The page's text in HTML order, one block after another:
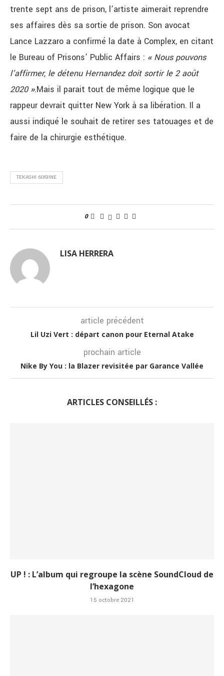
trente sept ans de prison, l’artiste aimerait reprendre
ses affaires dès sa sortie de prison. Son avocat
Lance Lazzaro a confirmé la date à Complex, en citant
le Bureau of Prisons’ Public Affairs : «Nous pouvons
l’affirmer, le détenu Hernandez doit sortir le 2 août
2020».Mais il parait tout de même logique que le
rappeur devrait quitter New York à sa libération. Il a
aussi indiqué le souhait de retirer ses tatouages et de
faire de la chirurgie esthétique.
TEKASHI 6IX9INE
0
LISA HERRERA
article précédent
Lil Uzi Vert : départ canon pour Eternal Atake
prochain article
Nike By You : la Blazer revisitée par Garance Vallée
ARTICLES CONSEILLÉS :
UP ! : L’album qui regroupe la scène SoundCloud de
l’hexagone
15 octobre 2021